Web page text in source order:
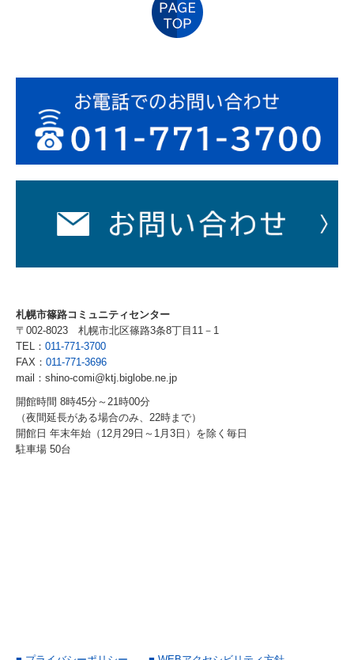
札幌市篠路コミュニティセンター
〒002-8023 札幌市北区篠路3条8丁目11－1
TEL： 011-771-3700
FAX： 011-771-3696
mail：shino-comi@ktj.biglobe.ne.jp
開館時間 8時45分～21時00分
（夜間延長がある場合のみ、22時まで）
開館日 年末年始（12月29日～1月3日）を除く毎日
駐車場 50台